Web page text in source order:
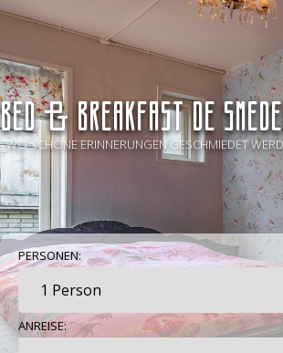
BED & BREAKFAST De
- WO SCHÖNE ERINNERUNGEN GESCHMIEDET
PERSONEN:
ANREISE: